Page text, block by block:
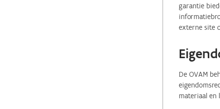
garantie
externe site
De OVAM
materiaal en